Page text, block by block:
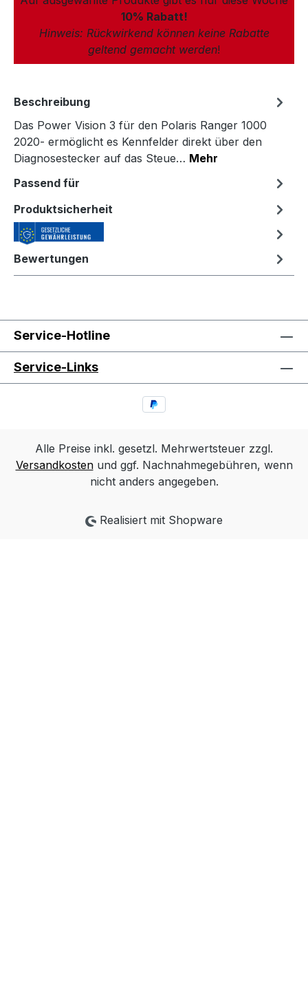
10% Rabatt!
Hinweis: Rückwirkend können keine Rabatte
geltend gemacht werden!
Beschreibung
Das Power Vision 3 für den Polaris Ranger 1000
2020- ermöglicht es Kennfelder direkt über den
Diagnosestecker auf das Steue… Mehr
Passend für
Produktsicherheit
Bewertungen
Service-Hotline
Service-Links
Alle Preise inkl. gesetzl. Mehrwertsteuer zzgl.
Versandkostenund ggf. Nachnahmegebühren, wenn
nicht anders angegeben.
Realisiert mit Shopware